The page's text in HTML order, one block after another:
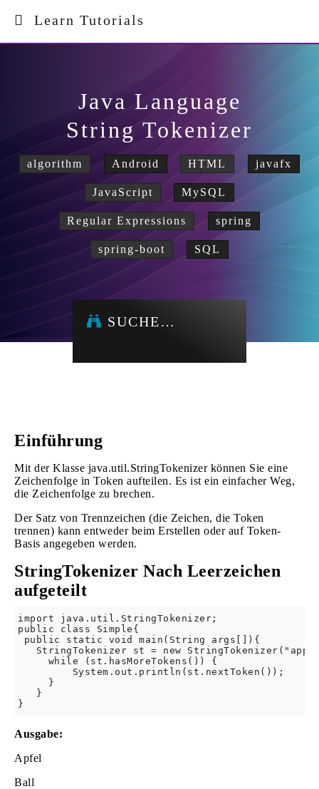
Learn Tutorials
Java Language
String Tokenizer
algorithm Android HTML javafx
JavaScript MySQL
Regular Expressions spring
spring-boot SQL
SUCHE…
Einführung
Mit der Klasse java.util.StringTokenizer können Sie eine
Zeichenfolge in Token aufteilen. Es ist ein einfacher Weg,
die Zeichenfolge zu brechen.
Der Satz von Trennzeichen (die Zeichen, die Token
trennen) kann entweder beim Erstellen oder auf Token-
Basis angegeben werden.
StringTokenizer Nach Leerzeichen
aufgeteilt
import java.util.StringTokenizer;
public class Simple{
public static void main(String args[]){
StringTokenizer st = new
     while (st.hasMoreTokens()) {
         System.out.println(st.nextToken());
     }
   }
Ausgabe:
Apfel
Ball